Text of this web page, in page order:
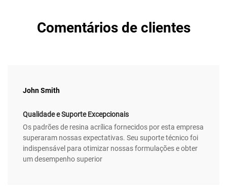
Comentários de clientes
John Smith
Qualidade e Suporte Excepcionais
Os padrões de resina acrílica fornecidos por esta empresa
superaram nossas expectativas. Seu suporte técnico foi
indispensável para otimizar nossas formulações e obter
um desempenho superior